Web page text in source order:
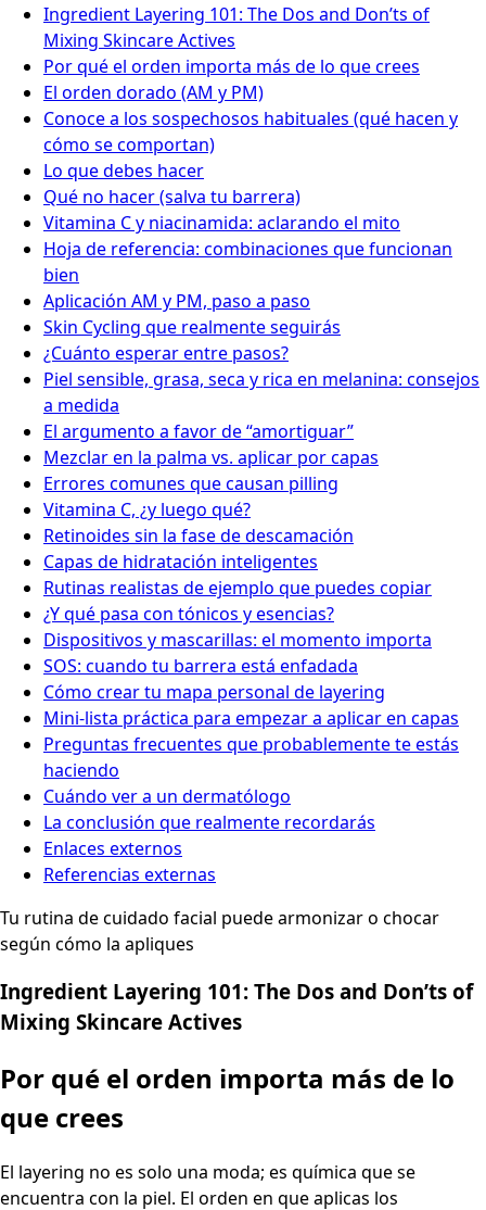
Ingredient Layering 101: The Dos and Don’ts of
Mixing Skincare Actives
Por qué el orden importa más de lo que crees
El orden dorado (AM y PM)
Conoce a los sospechosos habituales (qué hacen y
cómo se comportan)
Lo que debes hacer
Qué no hacer (salva tu barrera)
Vitamina C y niacinamida: aclarando el mito
Hoja de referencia: combinaciones que funcionan
bien
Aplicación AM y PM, paso a paso
Skin Cycling que realmente seguirás
¿Cuánto esperar entre pasos?
Piel sensible, grasa, seca y rica en melanina: consejos
a medida
El argumento a favor de “amortiguar”
Mezclar en la palma vs. aplicar por capas
Errores comunes que causan pilling
Vitamina C, ¿y luego qué?
Retinoides sin la fase de descamación
Capas de hidratación inteligentes
Rutinas realistas de ejemplo que puedes copiar
¿Y qué pasa con tónicos y esencias?
Dispositivos y mascarillas: el momento importa
SOS: cuando tu barrera está enfadada
Cómo crear tu mapa personal de layering
Mini-lista práctica para empezar a aplicar en capas
Preguntas frecuentes que probablemente te estás
haciendo
Cuándo ver a un dermatólogo
La conclusión que realmente recordarás
Enlaces externos
Referencias externas
Tu rutina de cuidado facial puede armonizar o chocar
según cómo la apliques
Ingredient Layering 101: The Dos and Don’ts of
Mixing Skincare Actives
Por qué el orden importa más de lo
que crees
El layering no es solo una moda; es química que se
encuentra con la piel. El orden en que aplicas los